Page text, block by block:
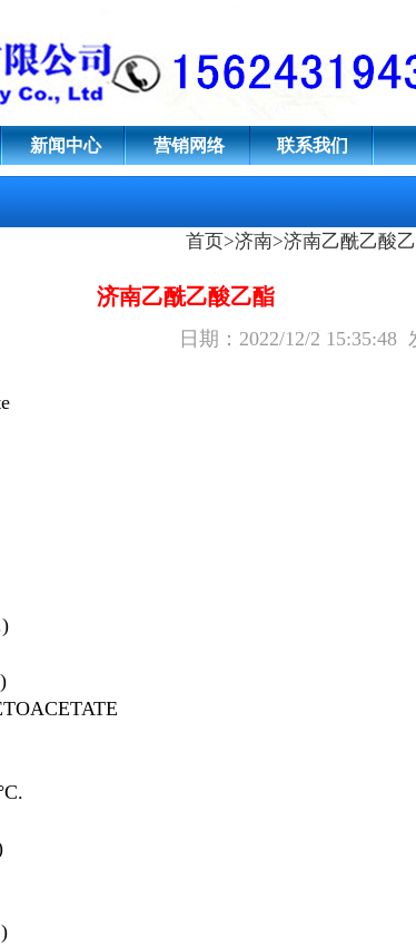
新闻中心 营销网络 联系我们
首页>济南>济南乙酰乙酸
济南乙酰乙酸乙酯
日期：2022/12/2